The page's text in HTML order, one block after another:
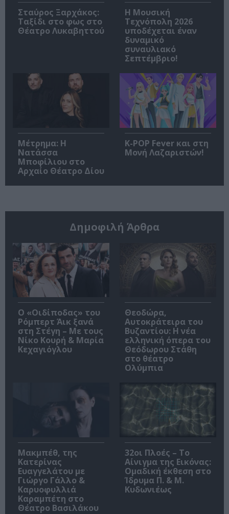
Σταύρος Ξαρχάκος:
Ταξίδι στο φως στο
Θέατρο Λυκαβηττού
Η Μουσική
Τεχνόπολη 2026
υποδέχεται έναν
δυναμικό
συναυλιακό
Σεπτέμβριο!
Μέτρημα: Η
Νατάσσα
Μποφίλιου στο
Αρχαίο Θέατρο Δίου
K-POP Fever και στη
Μονή Λαζαριστών!
Δημοφιλή Άρθρα
O «Οιδίποδας» του
Ρόμπερτ Άικ ξανά
στη Στέγη – Με τους
Νίκο Κουρή & Μαρία
Κεχαγιόγλου
Θεοδώρα,
Αυτοκράτειρα του
Βυζαντίου: Η νέα
ελληνική όπερα του
Θεόδωρου Στάθη
στο θέατρο
Ολύμπια
Μακμπέθ, της
Κατερίνας
Ευαγγελάτου με
Γιώργο Γάλλο &
Καρυοφυλλιά
Καραμπέτη στο
Θέατρο Βασιλάκου
32οι Πλοές – Το
Αίνιγμα της Εικόνας:
Ομαδική έκθεση στο
Ίδρυμα Π. & Μ.
Κυδωνιέως